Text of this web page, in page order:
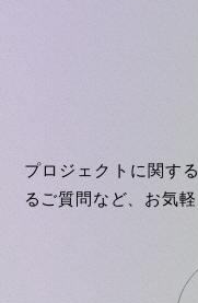
プロジェクトに関す
るご質問など、お気